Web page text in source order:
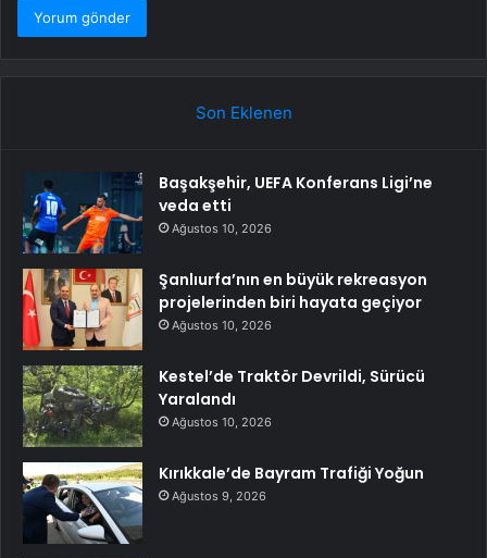
Son Eklenen
Başakşehir, UEFA Konferans Ligi’ne
veda etti
Ağustos 10, 2026
Şanlıurfa’nın en büyük rekreasyon
projelerinden biri hayata geçiyor
Ağustos 10, 2026
Kestel’de Traktör Devrildi, Sürücü
Yaralandı
Ağustos 10, 2026
Kırıkkale’de Bayram Trafiği Yoğun
Ağustos 9, 2026